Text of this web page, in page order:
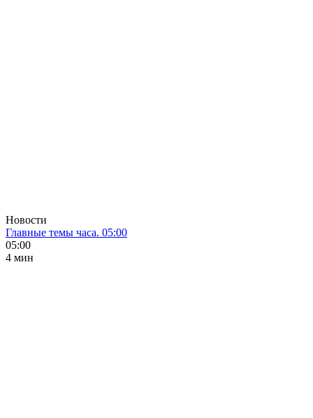
Новости
Главные темы часа. 05:00
05:00
4 мин